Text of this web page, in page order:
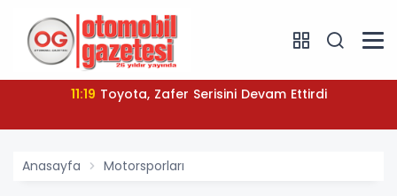
11:19 Toyota, Zafer Serisini Devam Ettirdi
Anasayfa Motorsporları